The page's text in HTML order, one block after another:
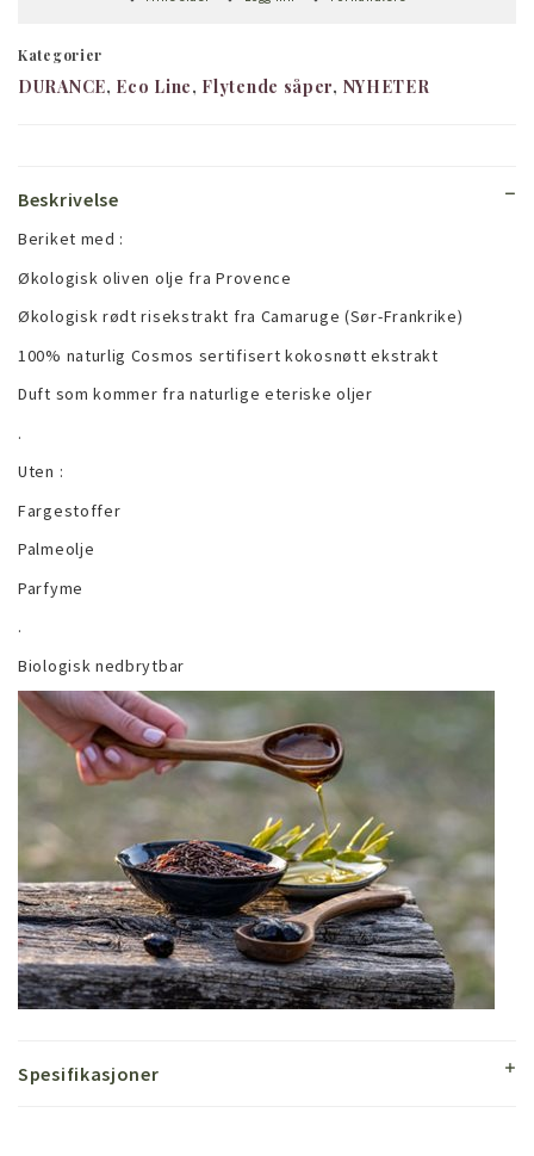
Kategorier
DURANCE Eco Line Flytende såper NYHETER
Beskrivelse
Beriket med :
Økologisk oliven olje fra Provence
Økologisk rødt risekstrakt fra Camaruge (Sør-Frankrike)
100% naturlig Cosmos sertifisert kokosnøtt ekstrakt
Duft som kommer fra naturlige eteriske oljer
.
Uten :
Fargestoffer
Palmeolje
Parfyme
.
Biologisk nedbrytbar
Spesifikasjoner